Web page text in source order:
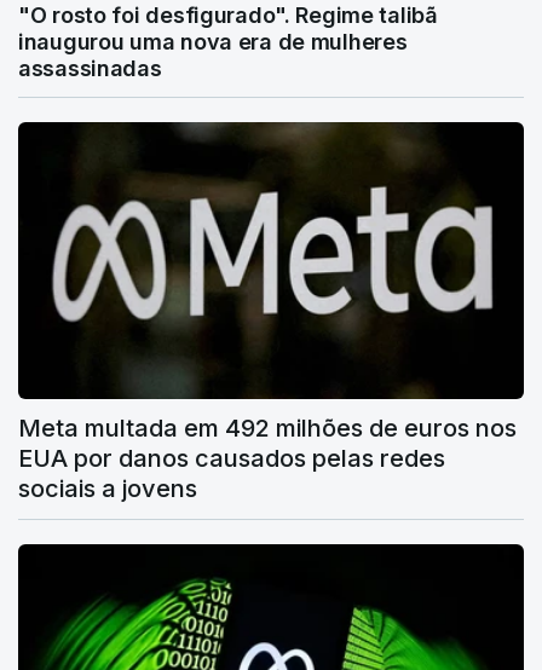
"O rosto foi desfigurado". Regime talibã
inaugurou uma nova era de mulheres
assassinadas
Meta multada em 492 milhões de euros nos
EUA por danos causados pelas redes
sociais a jovens